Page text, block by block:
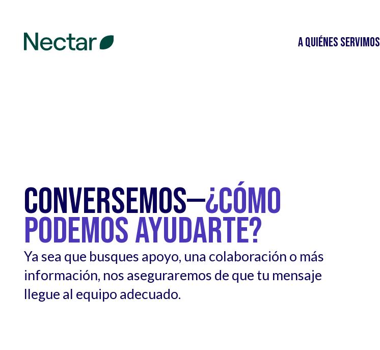
A Quiénes Servimos
CONVERSEMOS—¿CÓMO
PODEMOS AYUDARTE?
Ya sea que busques apoyo, una colaboración o más
información, nos aseguraremos de que tu mensaje
llegue al equipo adecuado.